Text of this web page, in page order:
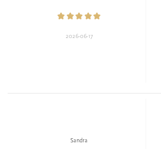
2026-06-17
Sandra